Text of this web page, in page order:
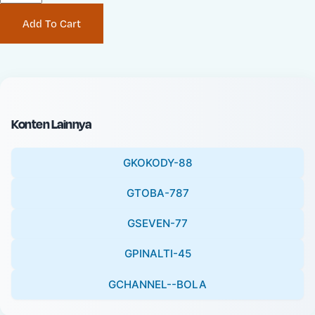
i
n
a
c
e
Add To Cart
Konten Lainnya
GKOKODY-88
GTOBA-787
GSEVEN-77
GPINALTI-45
GCHANNEL--BOLA